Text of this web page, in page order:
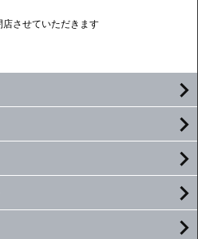
店させていただきます